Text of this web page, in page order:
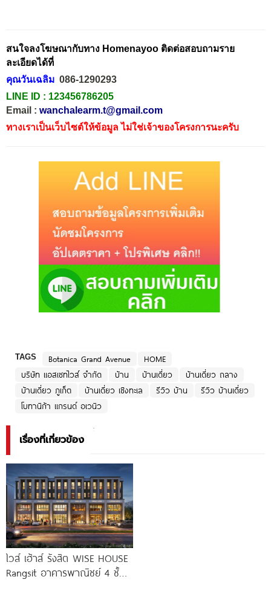
สนใจลงโฆษณากับทาง Homenayoo ติดต่อสอบถามราย
ละเอียดได้ที่
คุณวันเฉลิม 086-1290293
LINE ID : 123456786205
Email : wanchalearm.t@gmail.com
ทางเราเป็นเว็บไซต์ให้ข้อมูล ไม่ใช่เจ้าของโครงการนะครับ
TAGS Botanica Grand Avenue
HOME
บริษัท แอสเซทไวส์ จำกัด
บ้าน บ้านเดี่ยว
บ้านเดี่ยว ถลาง
บ้านเดี่ยว ภูเก็ต
บ้านเดี่ยว เชิงทะเล รีวิว บ้าน
รีวิว บ้านเดี่ยว
โบทานิก้า แกรนด์ อเวนิว
เรื่องที่เกี่ยวข้อง
ไวส์ เฮ้าส์ รังสิต WISE HOUSE
Rangsit อาคารพาณิชย์ 4 ชั้น